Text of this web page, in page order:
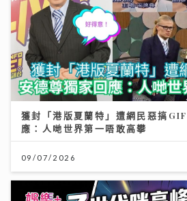
獲封「港版夏蘭特」遭網民惡搞
應：人哋世界第一唔敢高攀
09/07/2026